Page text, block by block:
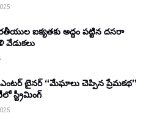
ఐక్యతకు అద్దం పట్టిన దసరా
టైనర్ “మేఘాలు చెప్పిన ప్రేమకథ”
స్ట్రీమింగ్